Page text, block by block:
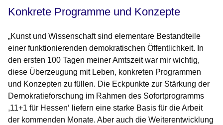
Konkrete Programme und Konzepte
„Kunst und Wissenschaft sind elementare Bestandteile
einer funktionierenden demokratischen Öffentlichkeit. In
den ersten 100 Tagen meiner Amtszeit war mir wichtig,
diese Überzeugung mit Leben, konkreten Programmen
und Konzepten zu füllen. Die Eckpunkte zur Stärkung der
Demokratieforschung im Rahmen des Sofortprogramms
,11+1 für Hessen‘ liefern eine starke Basis für die Arbeit
der kommenden Monate. Aber auch die Weiterentwicklung